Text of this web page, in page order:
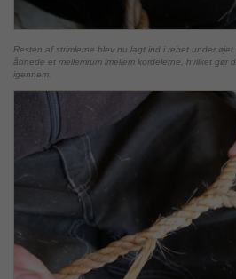
Resten af strimlerne blev nu lagt ind i rebet under
åbnede et mellemrum imellem kordelerne, hvilket gør
igennem.